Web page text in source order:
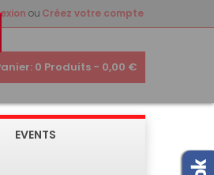
ou Créez votre compte
0 Produits - 0,00 €
EVENTS